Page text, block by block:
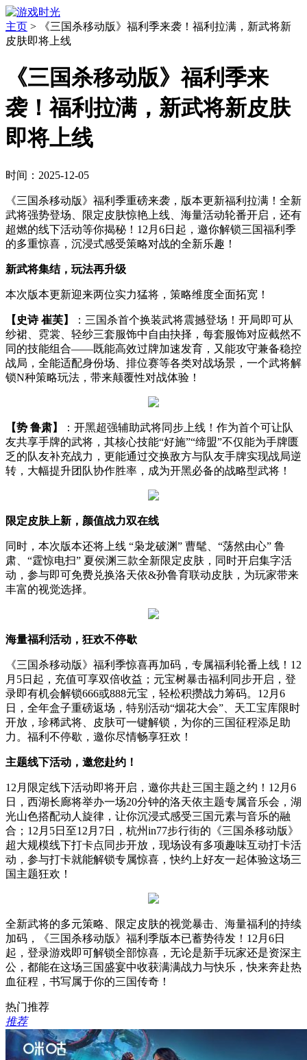
主页 >
《三国杀移动版》福利季来袭！福利拉满，新武将新
皮肤即将上线
《三国杀移动版》福利季来
袭！福利拉满，新武将新皮肤
即将上线
时间：2025-12-05
《三国杀移动版》福利季重磅来袭，版本更新福利拉满！全新
武将强势登场、限定皮肤惊艳上线、海量活动轮番开启，还有
超燃的线下活动等你揭秘！12月6日起，邀你解锁三国福利季
的多重惊喜，沉浸式感受策略对战的全新乐趣！
新武将集结，玩法再升级
本次版本更新迎来两位实力猛将，策略维度全面拓宽！
【史诗 崔芙】
：三国杀首个换装武将震撼登场！开局即可从
纱裙、霓裳、轻纱三套服饰中自由抉择，每套服饰对应截然不
同的技能组合——既能高效过牌加速发育，又能攻守兼备稳控
战局，全能适配身份场、排位赛等各类对战场景，一个武将解
锁N种策略玩法，带来颠覆性对战体验！
【势 鲁肃】
：开黑超强辅助武将同步上线！作为首个可让队
友共享手牌的武将，其核心技能“好施”“缔盟”不仅能为手牌匮
乏的队友补充战力，更能通过交换敌方与队友手牌实现战局逆
转，大幅提升团队协作胜率，成为开黑必备的战略型武将！
限定皮肤上新，颜值战力双在线
同时，本次版本还将上线 “枭龙破渊” 曹髦、“荡然由心” 鲁
肃、“霆惊电扫” 夏侯渊三款全新限定皮肤，同时开启集字活
动，参与即可免费兑换洛天依&孙鲁育联动皮肤，为玩家带来
丰富的视觉选择。
海量福利活动，狂欢不停歇
《三国杀移动版》福利季惊喜再加码，专属福利轮番上线！12
月5日起，充值可享双倍收益；元宝树暴击福利同步开启，登
录即有机会解锁666或888元宝，轻松积攒战力筹码。12月6
日，全年盒子重磅返场，特别活动“烟花大会”、天工宝库限时
开放，珍稀武将、皮肤可一键解锁，为你的三国征程添足助
力。福利不停歇，邀你尽情畅享狂欢！
主题线下活动，邀您赴约！
12月限定线下活动即将开启，邀你共赴三国主题之约！12月6
日，西湖长廊将举办一场20分钟的洛天依主题专属音乐会，湖
光山色搭配动人旋律，让你沉浸式感受三国元素与音乐的融
合；12月5日至12月7日，杭州in77步行街的《三国杀移动版》
超大规模线下打卡点同步开放，现场设有多项趣味互动打卡活
动，参与打卡就能解锁专属惊喜，快约上好友一起体验这场三
国主题狂欢！
全新武将的多元策略、限定皮肤的视觉暴击、海量福利的持续
加码，《三国杀移动版》福利季版本已蓄势待发！12月6日
起，登录游戏即可解锁全部惊喜，无论是新手玩家还是资深主
公，都能在这场三国盛宴中收获满满战力与快乐，快来奔赴热
血征程，书写属于你的三国传奇！
热门推荐
推荐